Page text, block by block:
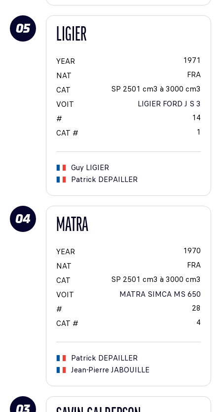
05 LIGIER
YEAR
1971
NAT
FRA
CAT
SP 2501 cm3 à 3000 cm3
VOIT
LIGIER FORD J S 3
#
14
CAT #
1
Guy LIGIER
Patrick DEPAILLER
04 MATRA
YEAR
1970
NAT
FRA
CAT
SP 2501 cm3 à 3000 cm3
VOIT
MATRA SIMCA MS 650
#
28
CAT #
4
Patrick DEPAILLER
Jean-Pierre JABOUILLE